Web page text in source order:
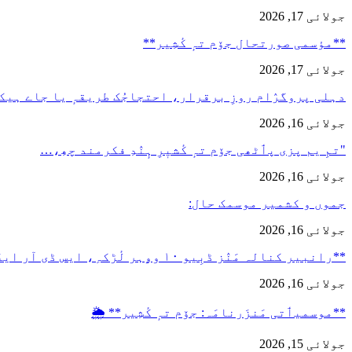
جولائی 17, 2026
**مؤسمی صورتحال جۆم تہٕ کٔشِیر**
جولائی 17, 2026
دہلی پروگرٛام روزِ برقرار، احتجاجُک طریقہٕ یا جاے
جولائی 16, 2026
"تمِ یم پزی پٲٹھی جۆم تہٕ کٔشیٖرِ ہٕنٛدِ فکرمند چھِ،…
جولائی 16, 2026
جموں و کشمیر موسمک حال:
جولائی 16, 2026
**رانبیر کنالہ مَنٛز ڈبِیو ۱۰ وۄہر لٔڑکہِ، ایس ڈی آر ایفَن…
جولائی 16, 2026
**موسمیٲتی مَنزَرنامَہ: جۆم تہٕ کٔشِیر** 🌦️
جولائی 15, 2026